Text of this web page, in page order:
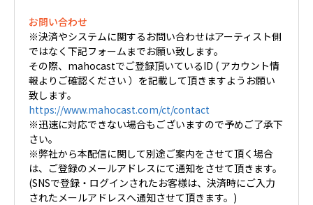
お問い合わせ
※決済やシステムに関するお問い合わせはアーティスト側
ではなく下記フォームまでお願い致します。
その際、mahocastでご登録頂いているID ( アカウント情
報よりご確認ください ）を記載して頂きますようお願い
致します。
https://www.mahocast.com/ct/contact
※迅速に対応できない場合もございますので予めご了承下
さい。
※弊社から本配信に関して別途ご案内をさせて頂く場合
は、ご登録のメールアドレスにて通知をさせて頂きます。
(SNSで登録・ログインされたお客様は、決済時にご入力
されたメールアドレスへ通知させて頂きます。)